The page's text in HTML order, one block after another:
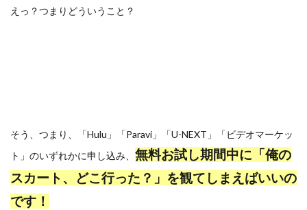
えっ？つまりどういうこと？
そう、つまり、「Hulu」「Paravi」「U-NEXT」「ビデオマーケッ
ト」のいずれかに申し込み、 無料お試し期間中に「俺の
スカート、どこ行った？」を観てしまえばいいの
です！